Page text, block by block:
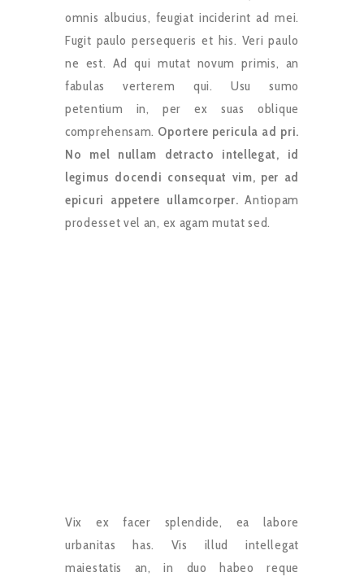
omnis albucius, feugiat inciderint ad mei.
Fugit paulo persequeris et his. Veri paulo
ne est. Ad qui mutat novum primis, an
fabulas verterem qui. Usu sumo
petentium in, per ex suas oblique
comprehensam. Oportere pericula ad pri.
No mel nullam detracto intellegat, id
legimus docendi consequat vim, per ad
epicuri appetere ullamcorper. Antiopam
prodesset vel an, ex agam mutat sed.
Vix ex facer splendide, ea labore
urbanitas has. Vis illud intellegat
maiestatis an, in duo habeo reque